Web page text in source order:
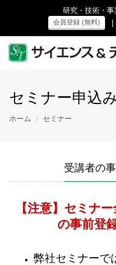
研究・技術・
会員登録 (無料) |
セミナー申込
ホーム / セミナー
受講者の
【注意】セミナ
の事前登
弊社セミナーで